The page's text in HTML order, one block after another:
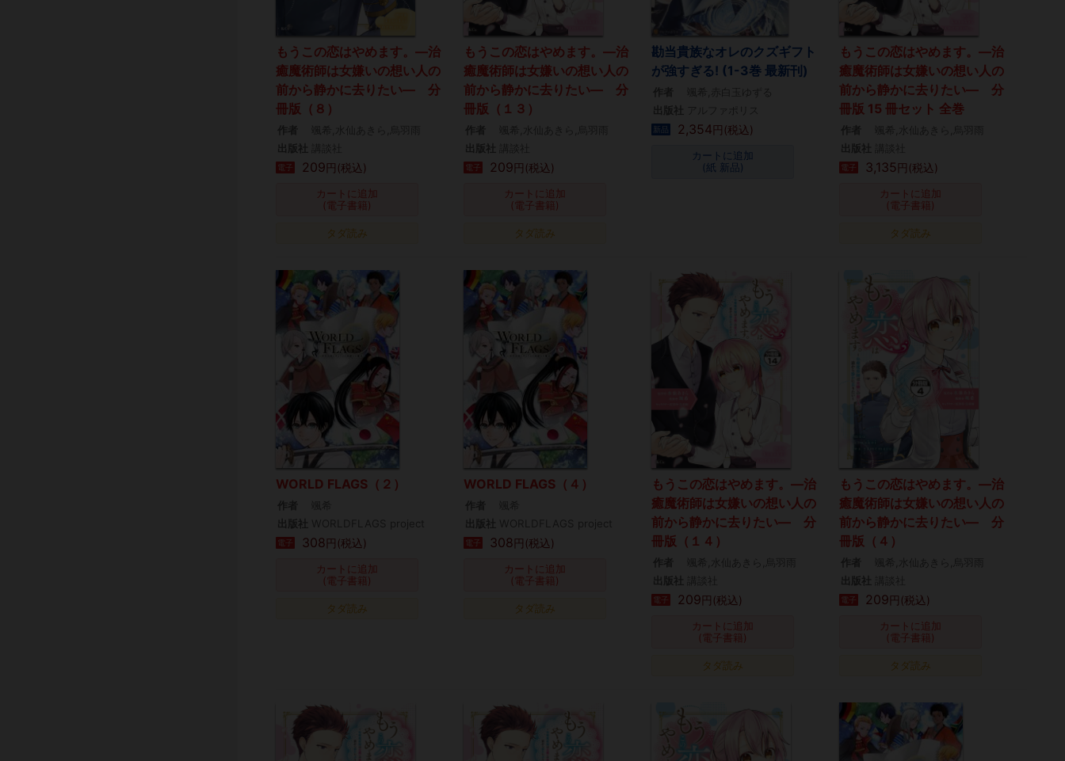
もうこの恋はやめます。―治
癒魔術師は女嫌いの想い人の
前から静かに去りたい― 分
冊版（８）
電子 209円(税込)
カートに追加
(電子書籍)
タダ読み
もうこの恋はやめます。―治
癒魔術師は女嫌いの想い人の
前から静かに去りたい― 分
冊版（１３）
電子 209円(税込)
カートに追加
(電子書籍)
タダ読み
勘当貴族なオレのクズギフト
が強すぎる! (1-3巻 最新刊)
新品 2,354円(税込)
カートに追加
(紙 新品)
もうこの恋はやめます。―治
癒魔術師は女嫌いの想い人の
前から静かに去りたい― 分
冊版 15 冊セット 全巻
電子 3,135円(税込)
カートに追加
(電子書籍)
タダ読み
WORLD FLAGS（２）
電子 308円(税込)
カートに追加
(電子書籍)
タダ読み
WORLD FLAGS（４）
電子 308円(税込)
カートに追加
(電子書籍)
タダ読み
もうこの恋はやめます。―治
癒魔術師は女嫌いの想い人の
前から静かに去りたい― 分
冊版（１４）
電子 209円(税込)
カートに追加
(電子書籍)
タダ読み
もうこの恋はやめます。―治
癒魔術師は女嫌いの想い人の
前から静かに去りたい― 分
冊版（４）
電子 209円(税込)
カートに追加
(電子書籍)
タダ読み